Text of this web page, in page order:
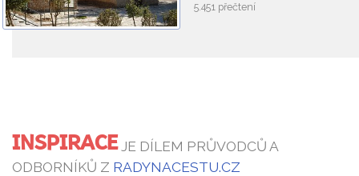
5.451 přečtení
INSPIRACEJE DÍLEM PRŮVODCŮ A
ODBORNÍKŮ Z RADYNACESTU.CZ